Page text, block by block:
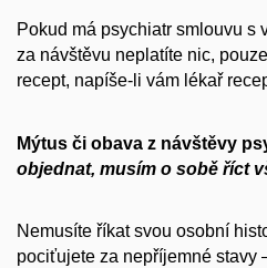
Pokud má psychiatr smlouvu s
za návštěvu neplatíte nic,
recept, napíše-li vám lékař
Mýtus či obava z návštěvy
objednat,⁠ musím o sobě říct
Nemusíte říkat svou osobní
pociťujete za nepříjemné stavy